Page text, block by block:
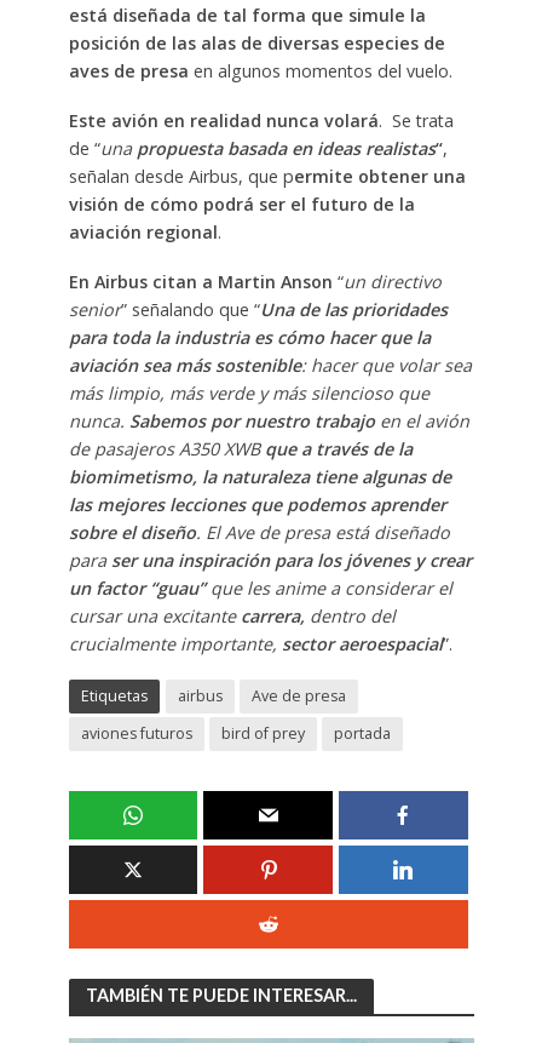
está diseñada de tal forma que simule la
posición de las alas de diversas especies de
aves de presa en algunos momentos del vuelo.
Este avión en realidad nunca volará. Se trata
de “una propuesta basada en ideas realistas“,
señalan desde Airbus, que permite obtener una
visión de cómo podrá ser el futuro de la
aviación regional.
En Airbus citan a Martin Anson “un directivo
senior” señalando que “Una de las prioridades
para toda la industria es cómo hacer que la
aviación sea más sostenible: hacer que volar sea
más limpio, más verde y más silencioso que
nunca. Sabemos por nuestro trabajoen el avión
de pasajeros A350 XWBque a través de la
biomimetismo, la naturaleza tiene algunas de
las mejores lecciones que podemos aprender
sobre el diseño. El Ave de presa está diseñado
para ser una inspiración para los jóvenes y crear
un factor “guau”que les anime a considerar el
cursar una excitantecarrera,dentro del
crucialmente importante, sector aeroespacial”.
Etiquetas airbus
Ave de presa
aviones futuros
bird of prey portada
TAMBIÉN TE PUEDE INTERESAR...